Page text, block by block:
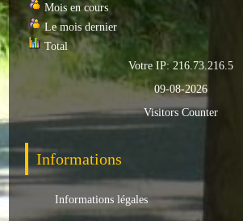
Nos entreprises
Commerces
Hotels/Restaurants
Garages
Mois en cours
Le mois dernier
Total
Votre IP: 216.73.216.5
09-08-2026
Visitors Counter
Informations
Informations légales